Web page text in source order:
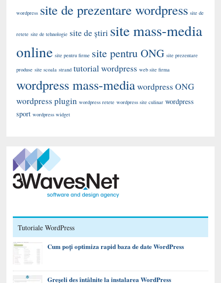
wordpress site de prezentare wordpress site de
retete site de tehnologie site de știri site mass-media
online site pentru firme site pentru ONG site prezentare
produse site scoala strand tutorial wordpress web site firma
wordpress mass-mediawordpress ONG
wordpress plugin wordpress retete wordpress site culinar wordpress
sport wordpress widget
Tutoriale WordPress
Cum poți optimiza rapid baza de date WordPress
Greșeli des întâlnite la instalarea WordPress